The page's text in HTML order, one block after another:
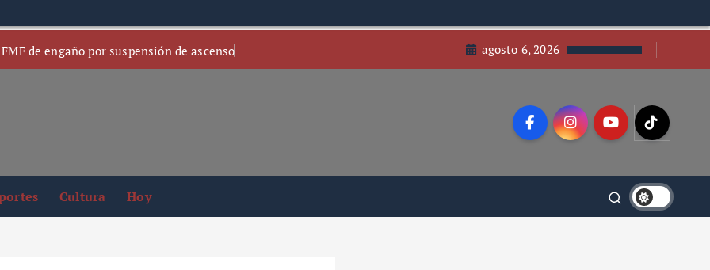
de engaño por suspensión de ascenso agosto 6, 2026
Cultura Hoy